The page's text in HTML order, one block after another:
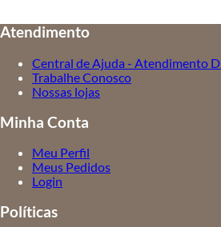
Atendimento
Central de Ajuda - Atendimento
Trabalhe Conosco
Nossas lojas
Minha Conta
Meu Perfil
Meus Pedidos
Login
Políticas